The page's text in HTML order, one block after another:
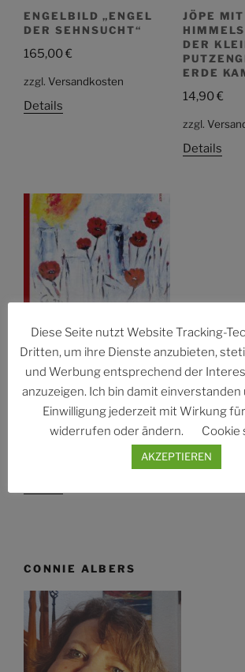
ENGELBILD „ENGEL
DER SEHNSUCHT“
165,00€
zzgl. Versandkosten
Details
JÖPE
DER
ERDE
14,90€
zzgl.
Details
MOHNROT – 21 TAGE
IM UKRAINE-KRIEG –
BILDER UND
GEDICHTE
16,80€
CONNIE ALBERS
Diese Seite nutzt Website Tracking-
Dritten, um ihre Dienste anzubieten,
und Werbung entsprechend der
anzuzeigen. Ich bin damit einverstanden
Einwilligung jederzeit mit Wirkung
widerrufen oder ändern.
Cookie
AKZEPTIEREN